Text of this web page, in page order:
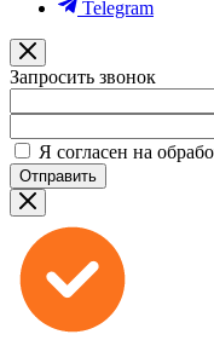
Telegram
Запросить звонок
Я согласен на
Отправить